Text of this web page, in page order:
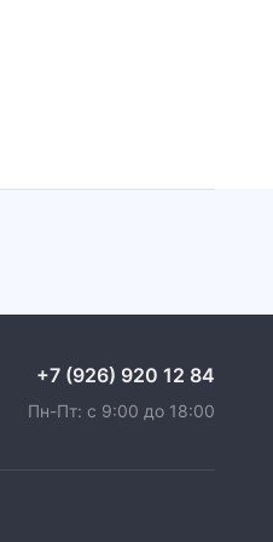
+7 (926) 920 12 84
Пн-Пт: с 9:00 до 18:00